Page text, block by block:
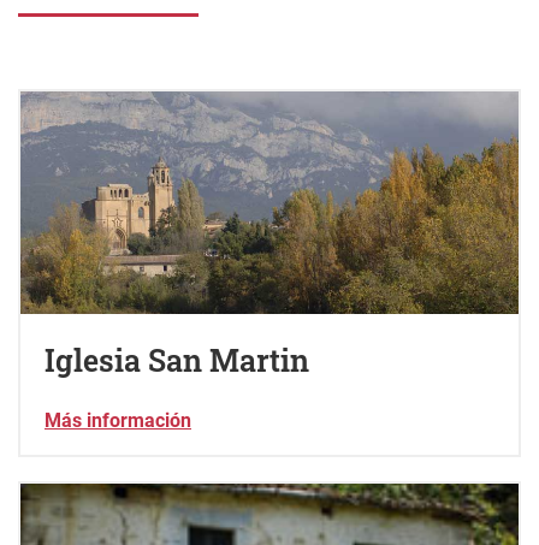
Iglesia San Martin
Más información